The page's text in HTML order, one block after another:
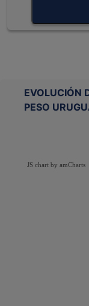
EVOLUCIÓN
PESO
JS chart by amCharts